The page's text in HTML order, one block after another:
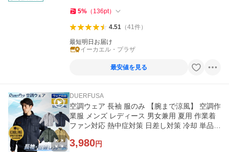
5% （ 136pt）
4.51（41件）
最短明日お届け
イーカエル・プラザ
最安値を見る
DUERFUSA
空調ウェア 長袖 服のみ 【腕まで涼風】 空調作
業服 メンズ レディース 男女兼用 夏用 作業着
ファン対応 熱中症対策 日差し対策 冷却 単品
3,980円